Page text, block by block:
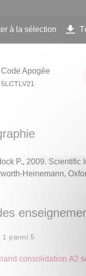
à la sélection
Code Apogée
5LCTLV21
P., 2009. Scientific
Heinemann,
1 parmi 5
consolidation A2